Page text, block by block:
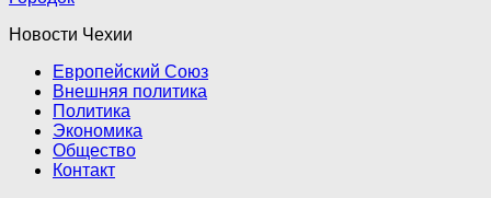
Новости Чехии
Европейский Союз
Внешняя политика
Политика
Экономика
Общество
Контакт